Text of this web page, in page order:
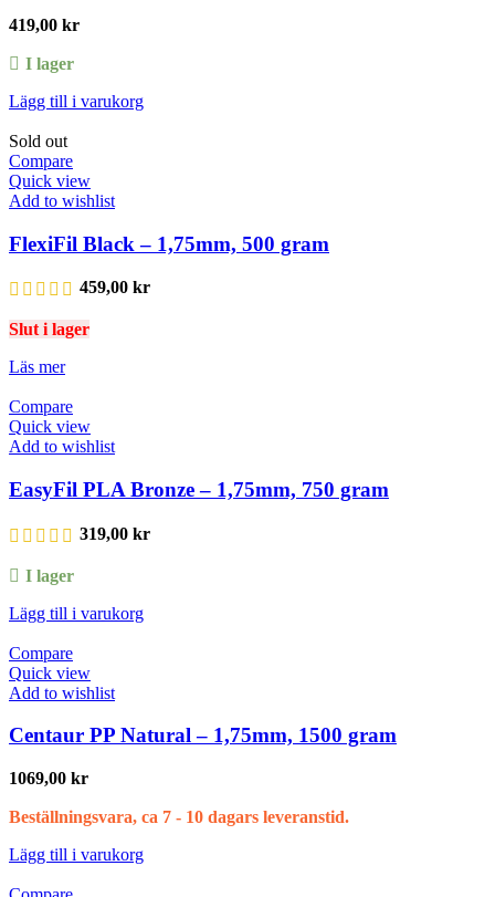
419,00 kr
I lager
Lägg till i varukorg
Sold out
Compare
Quick view
Add to wishlist
FlexiFil Black – 1,75mm, 500 gram
459,00 kr
Slut i lager
Läs mer
Compare
Quick view
Add to wishlist
EasyFil PLA Bronze – 1,75mm, 750 gram
319,00 kr
I lager
Lägg till i varukorg
Compare
Quick view
Add to wishlist
Centaur PP Natural – 1,75mm, 1500 gram
1069,00 kr
Beställningsvara, ca 7 - 10 dagars leveranstid.
Lägg till i varukorg